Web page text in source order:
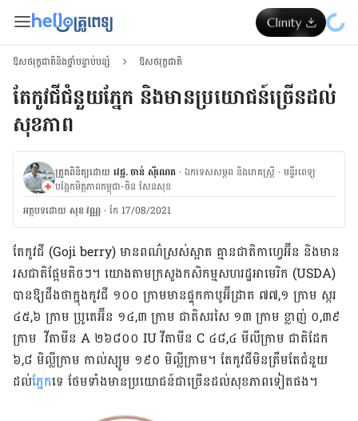
ឱសថរុក្ខជាតិនិងថ្នាំបន្ទាប់បន្សំ ឱសថរុក្ខជាតិ
តែកូវជីជំនួយភ្នែក និងមានប្រយោជន៍ច្រើនដល់
សុខភាព
ត្រួតពិនិត្យដោយ វេជ្ជ. ចាន់ ស៊ីណេត ·ឯកទេសសម្ភព និងរោគស្ត្រី ·ម​ន្ទីរពេទ្យ
បង្អែកមិត្តភាពកម្ពុជា-ចិន សែនសុខ
អត្ថបទ​ដោយ សុខ វណ្ណ ·កែ 17/08/2021
តែកូវជី (Goji berry) មានពណ៌ស្រស់ស្អាត គ្មានជាតិកាហ្វេអ៊ីន និងមាន
រសជាតិផ្អែមតិចៗ។ យោង​តាមក្រសួងកសិកម្មសហរដ្ឋអាមេរិក (USDA)
បានឱ្យដឹងថាក្នុងកូវជី ១០០ ក្រាមមានផ្ទុកកាបូអ៊ីដ្រាត ៧៧,១ ​ក្រាម ស្ករ
៤៥,៦ ក្រាម ប្រូតេអ៊ីន ១៤,៣ ក្រាម ជាតិសរសៃ ១៣ ក្រាម ខ្លាញ់ ០,៣៩
ក្រាម វីតាមីន A ២៦៨០០ IU វីតាមីន C ៤៨,៤ មីលីក្រាម ជាតិដែក
៦,៨ មិល្លីក្រាម​ កាល់ស្យូម ១៩០ មិល្លីក្រាម។ តែកូវជីមិនត្រឹមតែជំនួយ
ដល់ភ្នែកទេ ថែម​ទាំង​មាន​ប្រយោជន៍ជាច្រើនដល់សុខភាពទៀតផង។